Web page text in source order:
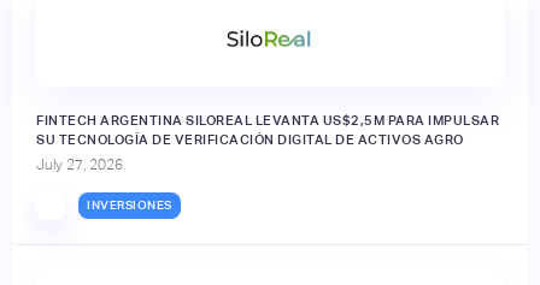
FINTECH ARGENTINA SILOREAL LEVANTA US$2,5M PARA IMPULSAR
SU TECNOLOGÍA DE VERIFICACIÓN DIGITAL DE ACTIVOS AGRO
July 27, 2026
INVERSIONES